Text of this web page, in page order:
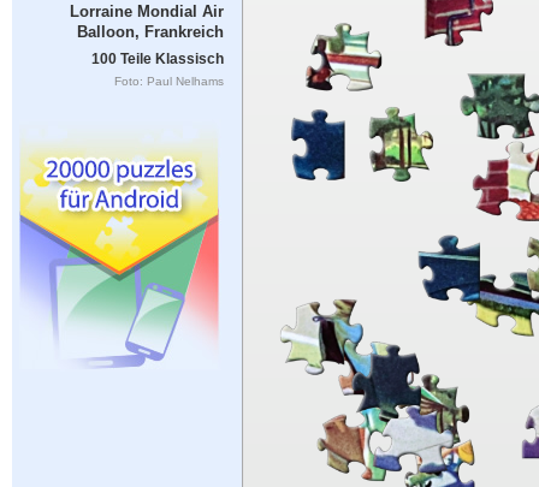
Lorraine Mondial Air
Balloon, Frankreich
100 Teile Klassisch
Foto: Paul Nelhams